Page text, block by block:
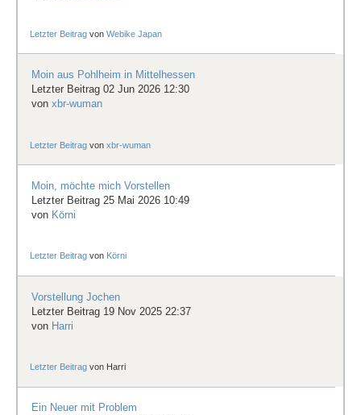
Letzter Beitrag vonWebike Japan
Moin aus Pohlheim in Mittelhessen
Letzter Beitrag 02 Jun 2026 12:30
von xbr-wuman
Letzter Beitrag vonxbr-wuman
Moin, möchte mich Vorstellen
Letzter Beitrag 25 Mai 2026 10:49
von Körni
Letzter Beitrag von Körni
Vorstellung Jochen
Letzter Beitrag 19 Nov 2025 22:37
von Harri
Letzter Beitrag von Harri
Ein Neuer mit Problem